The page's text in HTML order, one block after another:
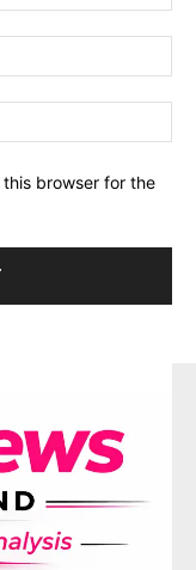
browser for the